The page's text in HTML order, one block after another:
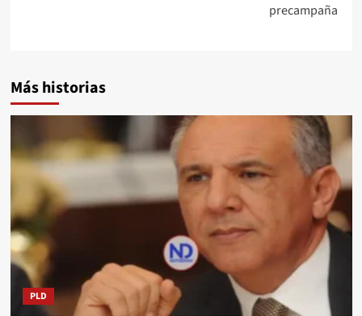
precampaña
Más historias
PLD